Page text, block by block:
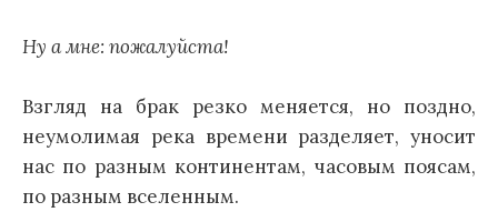
Ну а мне: пожалуйста!
Взгляд на брак резко меняется, но поздно,
неумолимая река времени разделяет, уносит
нас по разным континентам, часовым поясам,
по разным вселенным.